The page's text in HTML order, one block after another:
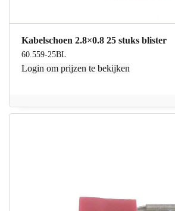
Kabelschoen 2.8×0.8 25 stuks blister
60.559-25BL
Login om prijzen te bekijken